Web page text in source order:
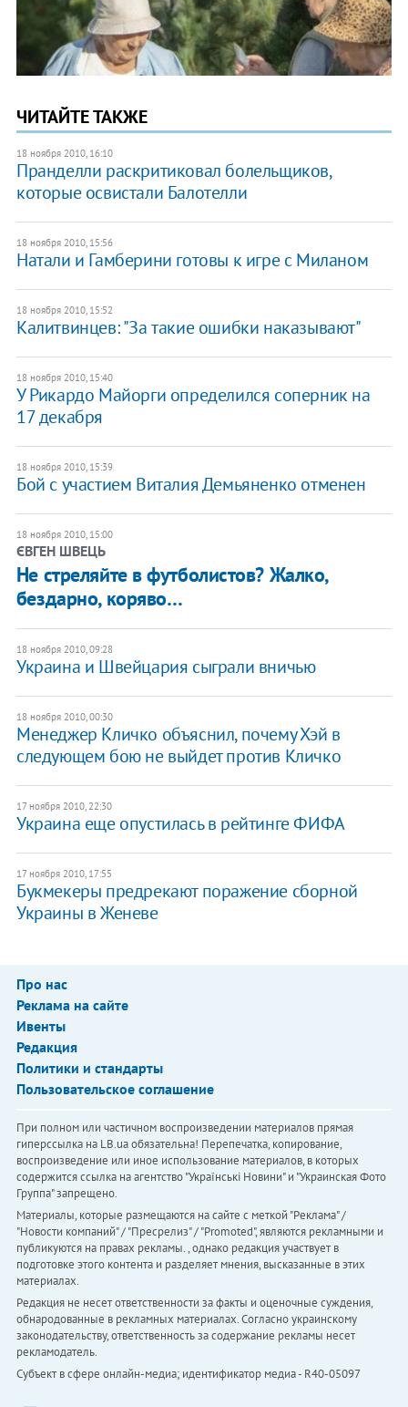
ЧИТАЙТЕ ТАКЖЕ
18 ноября 2010, 16:10
Пранделли раскритиковал болельщиков,
которые освистали Балотелли
18 ноября 2010, 15:56
Натали и Гамберини готовы к игре с Миланом
18 ноября 2010, 15:52
Калитвинцев: "За такие ошибки наказывают"
18 ноября 2010, 15:40
У Рикардо Майорги определился соперник на
17 декабря
18 ноября 2010, 15:39
Бой с участием Виталия Демьяненко отменен
18 ноября 2010, 15:00
ЄВГЕН ШВЕЦЬ
Не стреляйте в футболистов? Жалко,
бездарно, коряво…
18 ноября 2010, 09:28
Украина и Швейцария сыграли вничью
18 ноября 2010, 00:30
Менеджер Кличко объяснил, почему Хэй в
следующем бою не выйдет против Кличко
17 ноября 2010, 22:30
Украина еще опустилась в рейтинге ФИФА
17 ноября 2010, 17:55
Букмекеры предрекают поражение сборной
Украины в Женеве
Про нас
Реклама на сайте
Ивенты
Редакция
Политики и стандарты
Пользовательское соглашение
При полном или частичном воспроизведении материалов прямая
гиперссылка на LB.ua обязательна! Перепечатка, копирование,
воспроизведение или иное использование материалов, в которых
содержится ссылка на агентство "Українськi Новини" и "Украинская Фото
Группа" запрещено.
Материалы, которые размещаются на сайте с меткой "Реклама" /
"Новости компаний" / "Пресрелиз" / "Promoted", являются рекламными и
публикуются на правах рекламы. , однако редакция участвует в
подготовке этого контента и разделяет мнения, высказанные в этих
материалах.
Редакция не несет ответственности за факты и оценочные суждения,
обнародованные в рекламных материалах. Согласно украинскому
законодательству, ответственность за содержание рекламы несет
рекламодатель.
Субъект в сфере онлайн-медиа; идентификатор медиа - R40-05097